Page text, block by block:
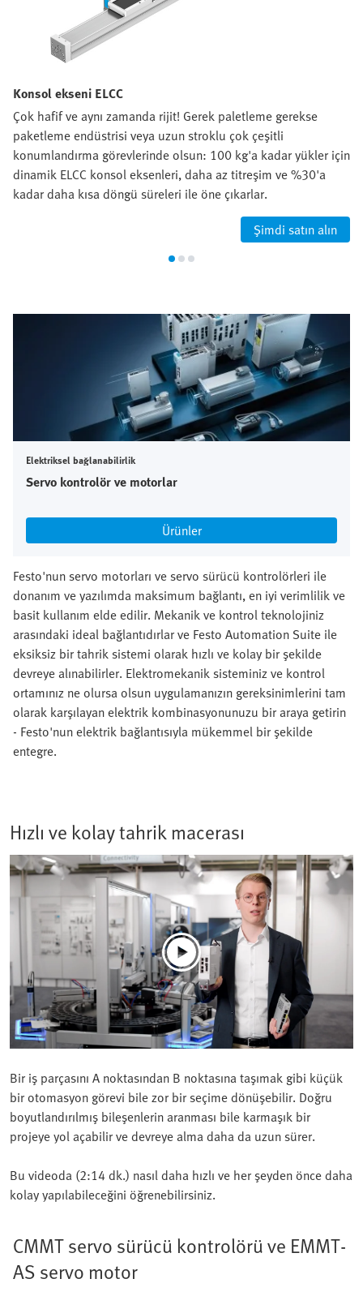
Konsol ekseni ELCC
Çok hafif ve aynı zamanda rijit! Gerek paletleme gerekse
paketleme endüstrisi veya uzun stroklu çok çeşitli
konumlandırma görevlerinde olsun: 100 kg'a kadar yükler için
dinamik ELCC konsol eksenleri, daha az titreşim ve %30'a
kadar daha kısa döngü süreleri ile öne çıkarlar.
Şimdi satın alın
Elektriksel bağlanabilirlik
Servo kontrolör ve motorlar
Ürünler
Festo'nun servo motorları ve servo sürücü kontrolörleri ile
donanım ve yazılımda maksimum bağlantı, en iyi verimlilik ve
basit kullanım elde edilir. Mekanik ve kontrol teknolojiniz
arasındaki ideal bağlantıdırlar ve Festo Automation Suite ile
eksiksiz bir tahrik sistemi olarak hızlı ve kolay bir şekilde
devreye alınabilirler. Elektromekanik sisteminiz ve kontrol
ortamınız ne olursa olsun uygulamanızın gereksinimlerini tam
olarak karşılayan elektrik kombinasyonunuzu bir araya getirin
- Festo'nun elektrik bağlantısıyla mükemmel bir şekilde
entegre.
Hızlı ve kolay tahrik macerası
Bir iş parçasını A noktasından B noktasına taşımak gibi küçük
bir otomasyon görevi bile zor bir seçime dönüşebilir. Doğru
boyutlandırılmış bileşenlerin aranması bile karmaşık bir
projeye yol açabilir ve devreye alma daha da uzun sürer.
Bu videoda (2:14 dk.) nasıl daha hızlı ve her şeyden önce daha
kolay yapılabileceğini öğrenebilirsiniz.
CMMT servo sürücü kontrolörü ve EMMT-
AS servo motor